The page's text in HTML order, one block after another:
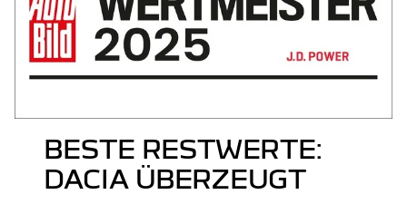
BESTE RESTWERTE:
DACIA ÜBERZEUGT